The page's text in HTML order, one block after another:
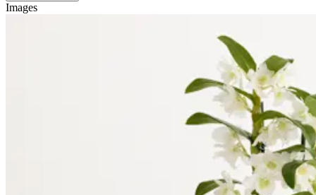
Images